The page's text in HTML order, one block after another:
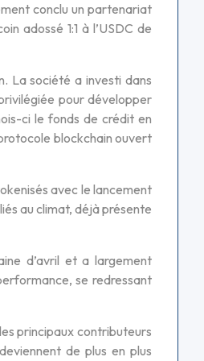
conclu un partenariat
adossé 1:1 à l’USDC de
La société a investi dans
pour développer
ci le fonds de crédit en
blockchain ouvert
avec le lancement
au climat, déjà présente
d’avril et a largement
se redressant
principaux contributeurs
de plus en plus